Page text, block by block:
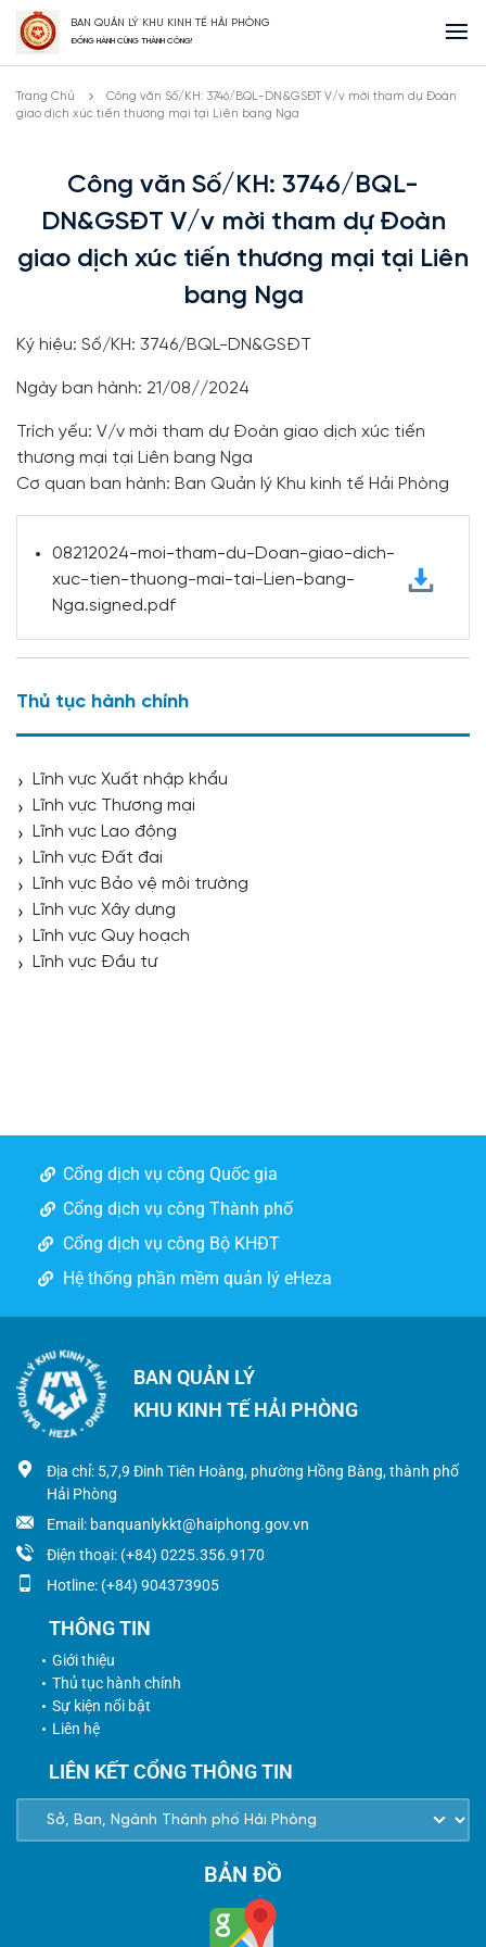
BAN QUẢN LÝ KHU KINH TẾ HẢI PHÒNG
ĐỒNG HÀNH CÙNG THÀNH CÔNG!
Trang Chủ
Công văn Số/KH: 3746/BQL-DN&GSĐT V/v mời tham dự Đoàn
giao dịch xúc tiến thương mại tại Liên bang Nga
Công văn Số/KH: 3746/BQL-
DN&GSĐT V/v mời tham dự Đoàn
giao dịch xúc tiến thương mại tại Liên
bang Nga
Ký hiệu: Số/KH: 3746/BQL-DN&GSĐT
Ngày ban hành: 21/08//2024
Trích yếu: V/v mời tham dự Đoàn giao dịch xúc tiến
thương mại tại Liên bang Nga
Cơ quan ban hành: Ban Quản lý Khu kinh tế Hải Phòng
08212024-moi-tham-du-Doan-giao-dich-
xuc-tien-thuong-mai-tai-Lien-bang-
Nga.signed.pdf
Thủ tục hành chính
Lĩnh vực Xuất nhập khẩu
Lĩnh vực Thương mại
Lĩnh vực Lao động
Lĩnh vực Đất đai
Lĩnh vực Bảo vệ môi trường
Lĩnh vực Xây dựng
Lĩnh vực Quy hoạch
Lĩnh vực Đầu tư
Cổng dịch vụ công Quốc gia
Cổng dịch vụ công Thành phố
Cổng dịch vụ công Bộ KHĐT
Hệ thống phần mềm quản lý eHeza
BAN QUẢN LÝ
KHU KINH TẾ HẢI PHÒNG
Địa chỉ: 5,7,9 Đinh Tiên Hoàng, phường Hồng Bàng, thành phố
Hải Phòng
Email: banquanlykkt@haiphong.gov.vn
Điện thoại: (+84) 0225.356.9170
Hotline: (+84) 904373905
THÔNG TIN
Giới thiệu
Thủ tục hành chính
Sự kiện nổi bật
Liên hệ
LIÊN KẾT CỔNG THÔNG TIN
BẢN ĐỒ